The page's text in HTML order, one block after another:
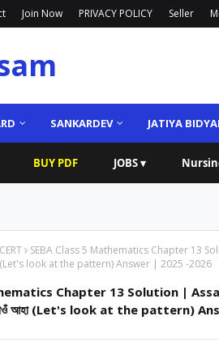
Join Now PRIVACY POLICY Seller
SANKARDEV JATIYA
BUY PDF JOBS ▾
SEBA Class 5 Mathematics Chapter 13
(Let's look at the pattern) Answer | 2025 -2026
Chapter 13 Solution |
চাওঁ আহা (Let's look at the pattern)